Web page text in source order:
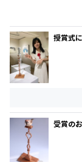
授賞式
受賞の